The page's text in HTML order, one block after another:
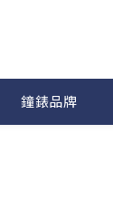
鐘錶品牌